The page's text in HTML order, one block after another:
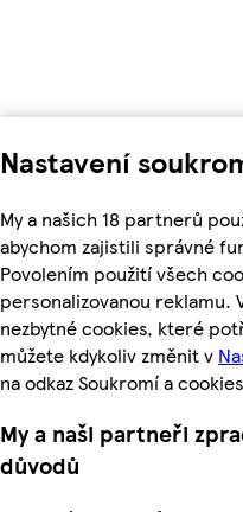
Nastavení
My a našich 18 partnerů
abychom zajistili správné
Povolením použití všech
personalizovanou reklamu.
nezbytné cookies, které
můžete kdykoliv změnit v
na odkaz Soukromí a
My a naši partneři
důvodů